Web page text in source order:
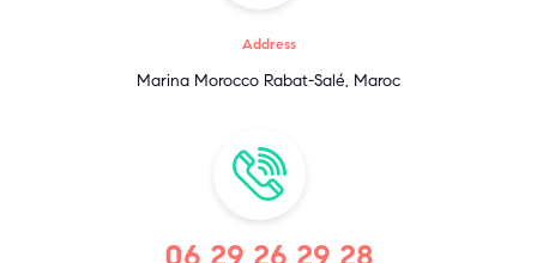
Address
Marina Morocco Rabat-Salé, Maroc